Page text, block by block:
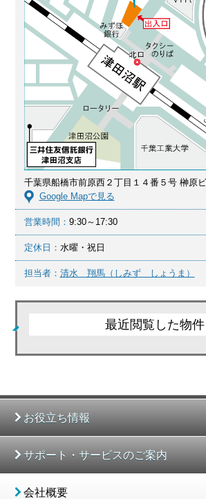
千葉県船橋市前原西２丁目１４番５号 榊原
Google Mapで見る
営業時間： 9:30～17:30
定休日： 水曜・祝日
担当者： 清水 翔馬（しみず しょうま）
最近閲覧した物件
お役立ち情報
サポート・サービスのご案内
会社概要